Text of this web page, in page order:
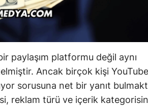
paylaşım platformu değil aynı
Ancak birçok kişi YouTube
sorusuna net bir yanıt
reklam türü ve içerik